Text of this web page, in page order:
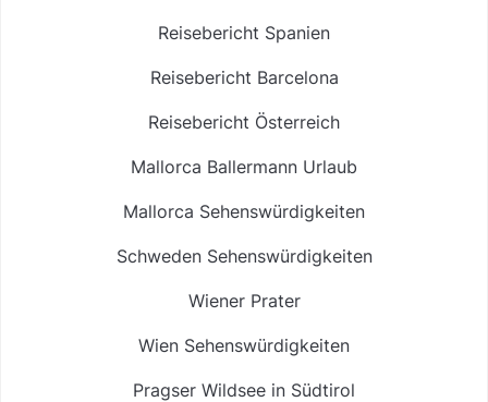
Reisebericht Spanien
Reisebericht Barcelona
Reisebericht Österreich
Mallorca Ballermann Urlaub
Mallorca Sehenswürdigkeiten
Schweden Sehenswürdigkeiten
Wiener Prater
Wien Sehenswürdigkeiten
Pragser Wildsee in Südtirol